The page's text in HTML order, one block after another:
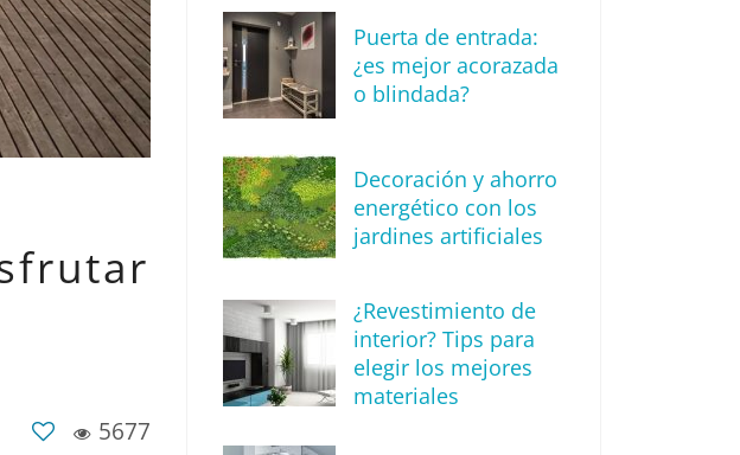
5677
Puerta de entrada:
¿es mejor acorazada
o blindada?
Decoración y ahorro
energético con los
jardines artificiales
¿Revestimiento de
interior? Tips para
elegir los mejores
materiales